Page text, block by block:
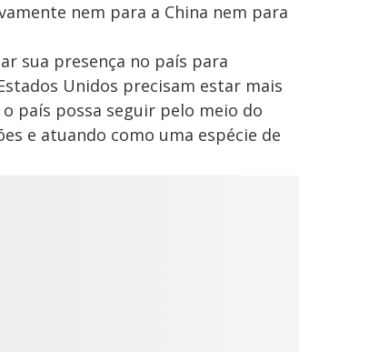
nem para a China nem para
sua presença no país para
Unidos precisam estar mais
país possa seguir pelo meio do
e atuando como uma espécie de